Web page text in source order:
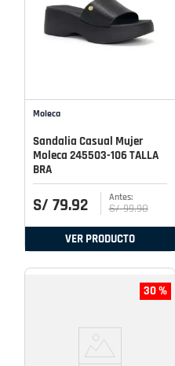
Moleca
Sandalia Casual Mujer
Moleca 245503-106 TALLA
BRA
S/ 79.92 S/ 99.90
VER PRODUCTO
30 %